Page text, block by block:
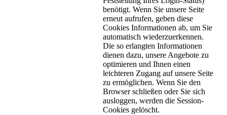
benötigt. Wenn Sie unsere Seite
erneut aufrufen, geben diese
Cookies Informationen ab, um Sie
automatisch wiederzuerkennen.
Die so erlangten Informationen
dienen dazu, unsere Angebote zu
optimieren und Ihnen einen
leichteren Zugang auf unsere Seite
zu ermöglichen. Wenn Sie den
Browser schließen oder Sie sich
ausloggen, werden die Session-
Cookies gelöscht.